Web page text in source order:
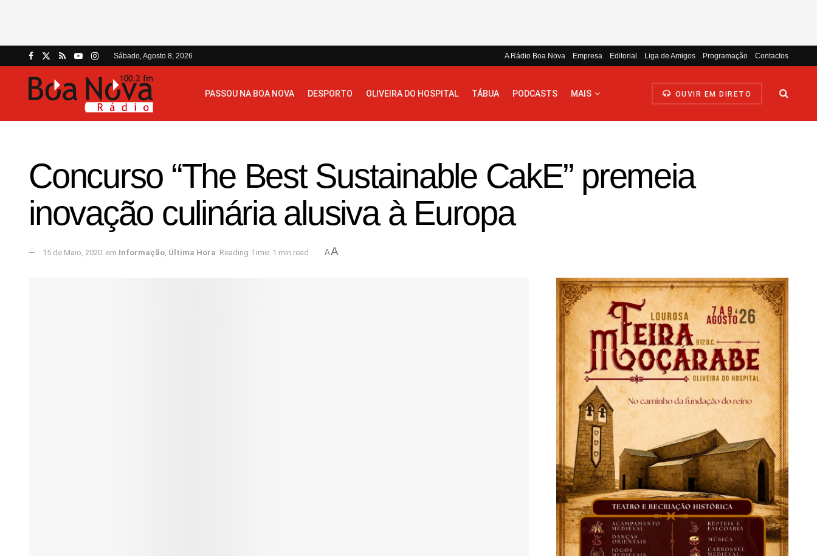
Sábado, Agosto 8, 2026 A Rádio Boa Nova Empresa Editorial Liga de Amigos Programação Contactos
PASSOU NA BOA NOVA DESPORTO OLIVEIRA DO HOSPITAL TÁBUA PODCASTS MAIS OUVIR EM DIRETO
Concurso “The Best Sustainable CakE” premeia
inovação culinária alusiva à Europa
15 de Maio, 2020 em Informação, Última Hora Reading Time: 1 min read AA